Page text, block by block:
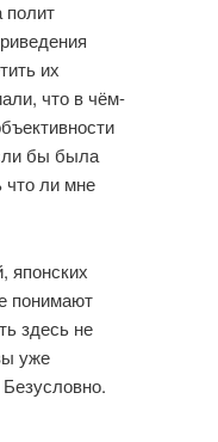
полит
их
что в чём-
бы была
что ли мне
японских
понимают
здесь не
уже